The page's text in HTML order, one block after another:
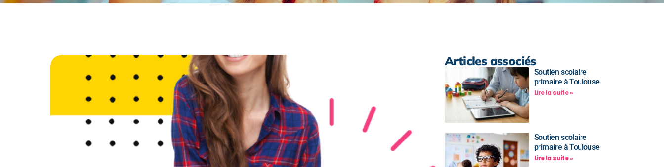
Articles associés
Soutien scolaire
primaire à Toulouse
Lire la suite »
Soutien scolaire
primaire à Toulouse
Lire la suite »